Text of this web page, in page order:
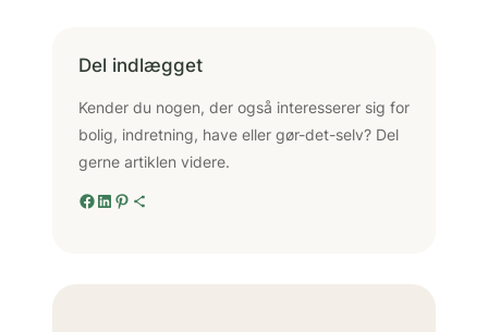
Del indlægget
Kender du nogen, der også interesserer sig for
bolig, indretning, have eller gør-det-selv? Del
gerne artiklen videre.
Facebook
LinkedIn
Pinterest
Delingsikon